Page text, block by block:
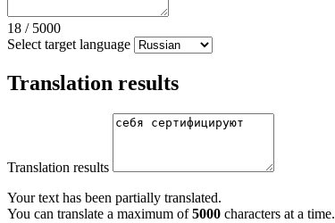
18 / 5000
Select target language
Translation results
Translation results
Your text has been partially translated.
You can translate a maximum of5000 characters at a time.